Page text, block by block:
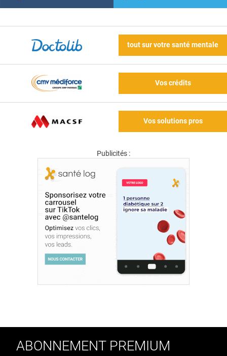
tout sur votre santé mentale
Vos crédits
Vos solutions pros
Publicités :
ABONNEMENT PREMIUM